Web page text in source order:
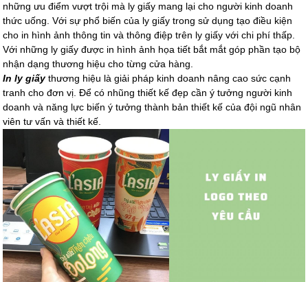
những ưu điểm vượt trội mà ly giấy mang lại cho người kinh doanh
thức uống. Với sự phổ biến của ly giấy trong sử dụng tạo điều kiện
cho in hình ảnh thông tin và thông điệp trên ly giấy với chi phí thấp.
Với những ly giấy được in hình ảnh họa tiết bắt mắt góp phần tạo bộ
nhận dạng thương hiệu cho từng cửa hàng.
In ly giấythương hiệu là giải pháp kinh doanh nâng cao sức cạnh
tranh cho đơn vị. Để có nhũng thiết kế đẹp cần ý tưởng người kinh
doanh và năng lực biến ý tưởng thành bản thiết kế của đội ngũ nhân
viên tư vấn và thiết kế.